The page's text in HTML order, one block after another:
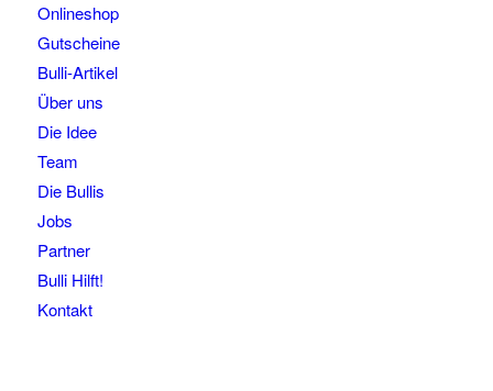
Onlineshop
Gutscheine
Bulli-Artikel
Über uns
Die Idee
Team
Die Bullis
Jobs
Partner
Bulli Hilft!
Kontakt